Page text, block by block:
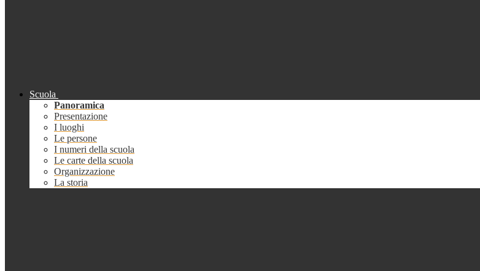
Scuola
Panoramica
Presentazione
I luoghi
Le persone
I numeri della scuola
Le carte della scuola
Organizzazione
La storia